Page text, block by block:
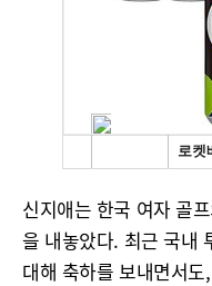
신지애는 한국 여자 골
을 내놓았다. 최근 국내
대해 축하를 보내면서